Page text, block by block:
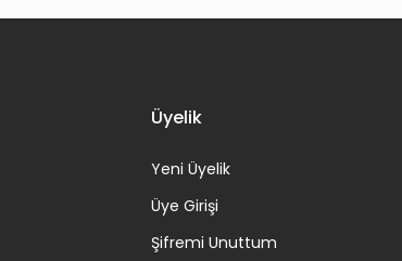
Üyelik
Yeni Üyelik
Üye Girişi
Şifremi Unuttum